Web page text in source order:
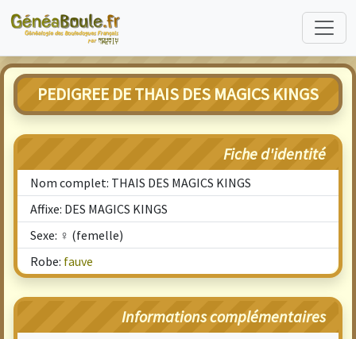
PEDIGREE DE THAIS DES MAGICS KINGS
Fiche d'identité
Nom complet: THAIS DES MAGICS KINGS
Affixe: DES MAGICS KINGS
Sexe: ♀ (femelle)
Robe: fauve
Informations complémentaires